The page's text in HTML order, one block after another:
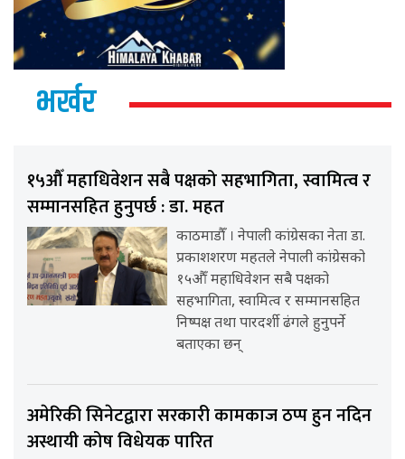
भर्खर
१५औँ महाधिवेशन सबै पक्षको सहभागिता, स्वामित्व र
सम्मानसहित हुनुपर्छ : डा. महत
काठमाडौँ । नेपाली कांग्रेसका नेता डा.
प्रकाशशरण महतले नेपाली कांग्रेसको
१५औँ महाधिवेशन सबै पक्षको
सहभागिता, स्वामित्व र सम्मानसहित
निष्पक्ष तथा पारदर्शी ढंगले हुनुपर्ने
बताएका छन्
अमेरिकी सिनेटद्वारा सरकारी कामकाज ठप्प हुन नदिन
अस्थायी कोष विधेयक पारित